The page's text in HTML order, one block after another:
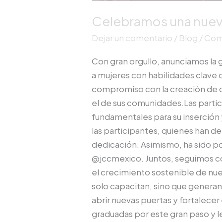
Celebramos una
Dejar un comentario / Blog /
Con gran orgullo, anunciamos
a mujeres con habilidades clave
compromiso con la creación de
el de sus comunidades.Las
fundamentales para su
las participantes, quienes han
dedicación. Asimismo, ha sido
@jccmexico. Juntos, seguimos
el crecimiento sostenible de
solo capacitan, sino que
abrir nuevas puertas y
graduadas por este gran paso y